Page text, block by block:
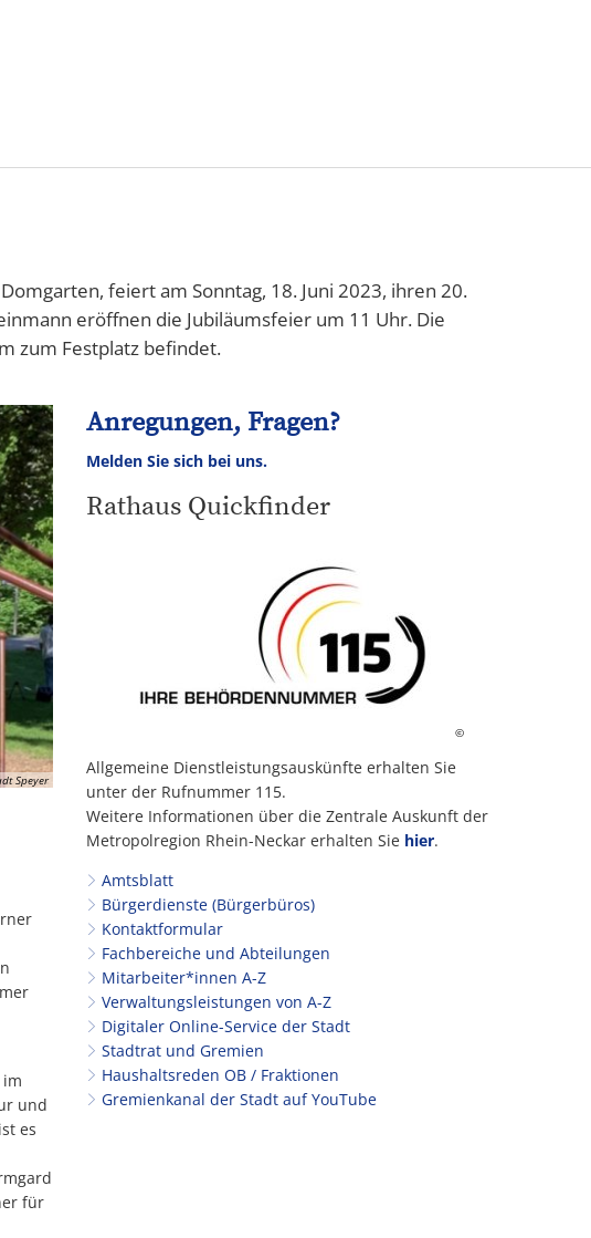
feiert am Sonntag, 18. Juni 2023, ihren 20.
eröffnen die Jubiläumsfeier um 11 Uhr. Die
zum Festplatz befindet.
Speyer
und
es
für
Anregungen, Fragen?
Melden Sie sich bei uns.
Rathaus Quickfinder
©
Allgemeine Dienstleistungsauskünfte erhalten Sie
unter der Rufnummer 115.
Weitere Informationen über die Zentrale Auskunft der
Metropolregion Rhein-Neckar erhalten Sie hier.
Amtsblatt
Bürgerdienste (Bürgerbüros)
Kontaktformular
Fachbereiche und Abteilungen
Mitarbeiter*innen A-Z
Verwaltungsleistungen von A-Z
Digitaler Online-Service der Stadt
Stadtrat und Gremien
Haushaltsreden OB / Fraktionen
Gremienkanal der Stadt auf YouTube